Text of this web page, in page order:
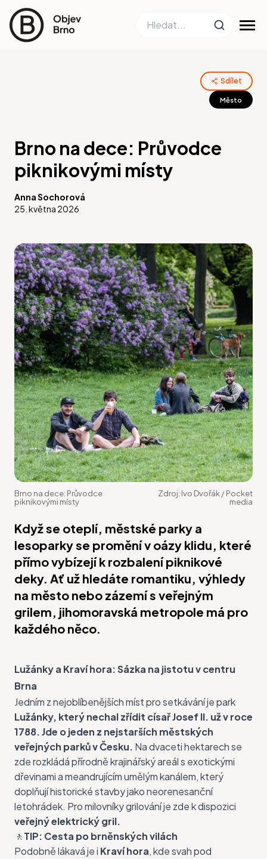
Sdílet
Město
Brno na dece: Průvodce
piknikovými místy
Anna Sochorová
25. května 2026
Brno na dece: Průvodce
piknikovými místy
Zdroj: Ivo Dvořák / Pocket
media
Když se oteplí, městské parky a
lesoparky se promění v oázy klidu, které
přímo vybízejí k rozbalení piknikové
deky. Ať už hledáte romantiku, výhledy
na město nebo zázemí s veřejným
grilem, jihomoravská metropole má pro
každého něco.
Lužánky a Kraví hora: Sázka na jistotu v centru
Brna
Jedním z nejoblíbenějších míst pro setkávání je park
Lužánky, který nechal zřídit císař Josef II. už v roce
1788. Jde o jeden z nejstarších městských
veřejných parků v Česku. Na dvaceti hektarech se
zde rozkládá přírodně krajinářský areál s exotickými
dřevinami a meandrujícím umělým kanálem, který
doplňují historické stavby jako neorenesanční
letohrádek. Pro milovníky grilování je zde k dispozici
veřejný elektrický gril.
🚶 TIP: Cesta po brněnských vilách
Podobně lákavá je i Kraví hora, kde svah pod